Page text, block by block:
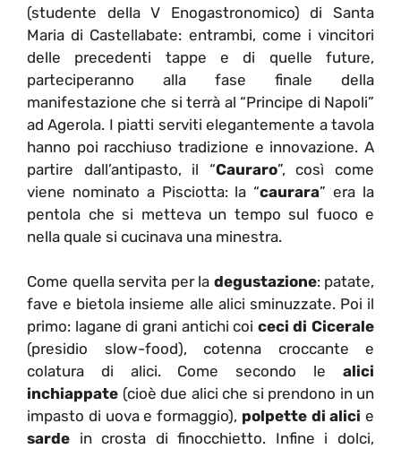
(studente della V Enogastronomico) di Santa
Maria di Castellabate: entrambi, come i vincitori
delle precedenti tappe e di quelle future,
parteciperanno alla fase finale della
manifestazione che si terrà al “Principe di Napoli”
ad Agerola. I piatti serviti elegantemente a tavola
hanno poi racchiuso tradizione e innovazione. A
partire dall’antipasto, il “Cauraro”, così come
viene nominato a Pisciotta: la “caurara” era la
pentola che si metteva un tempo sul fuoco e
nella quale si cucinava una minestra.
Come quella servita per la degustazione: patate,
fave e bietola insieme alle alici sminuzzate. Poi il
primo: lagane di grani antichi coi ceci di Cicerale
(presidio slow-food), cotenna croccante e
colatura di alici. Come secondo le alici
inchiappate (cioè due alici che si prendono in un
impasto di uova e formaggio), polpette di alici e
sarde in crosta di finocchietto. Infine i dolci,